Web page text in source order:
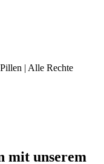
| Alle Rechte
mit unserem